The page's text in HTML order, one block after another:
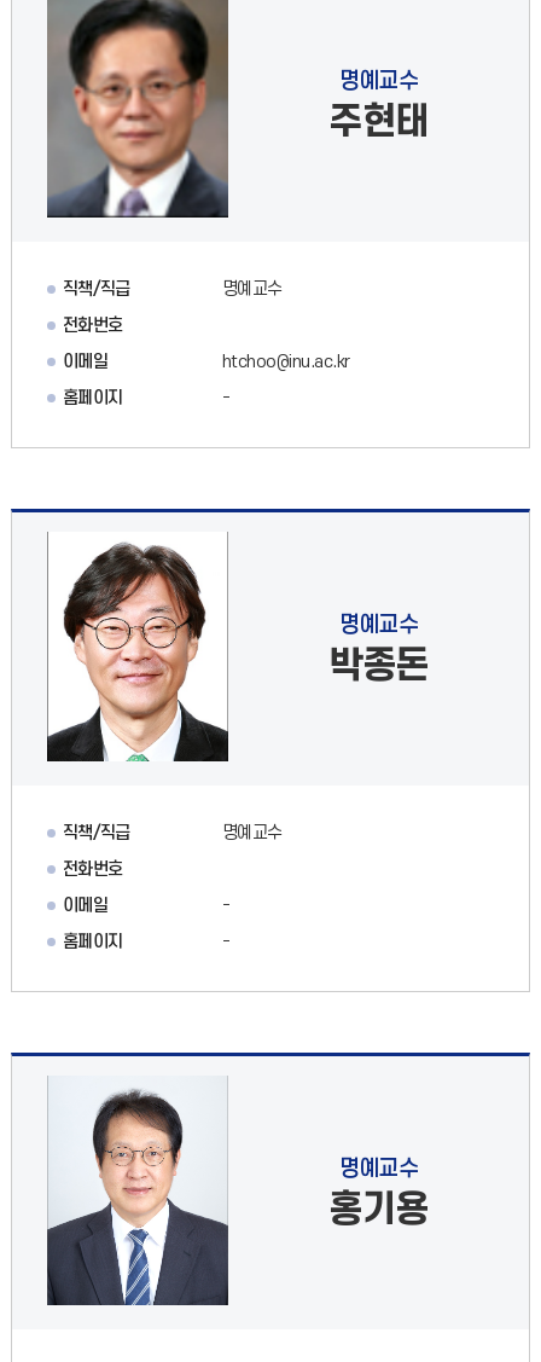
명예교수
주현태
직책/직급
명예교수
전화번호
이메일
htchoo@inu.ac.kr
홈페이지
-
명예교수
박종돈
직책/직급
명예교수
전화번호
이메일
-
홈페이지
-
명예교수
홍기용